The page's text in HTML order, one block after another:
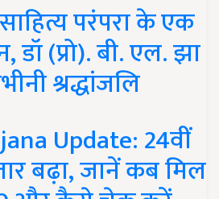
परंपरा के एक
(प्रो). बी. एल. झा
श्रद्धांजलि
Update: 24वीं
बढ़ा, जानें कब मिल